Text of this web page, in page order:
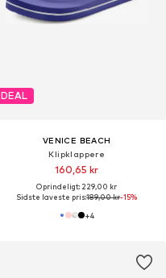
DEAL
VENICE BEACH
Klipklappere
160,65 kr
Oprindeligt: 229,00 kr
Sidste laveste pris:189,00 kr-15%
+4